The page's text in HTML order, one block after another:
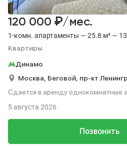
1-комн. апартаменты — 25.8 м² —
Квартиры
120 000 ₽/мес.
Динамо
Москва, Беговой, пр-кт
Сдается в аренду однокомнатные
Позвонить
5 августа 2026